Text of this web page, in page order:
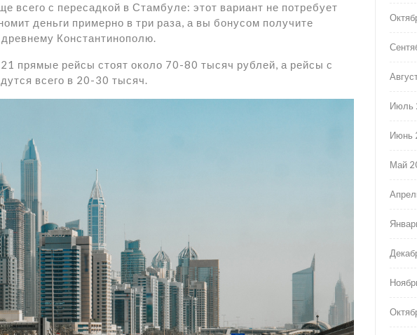
всего с пересадкой в Стамбуле: этот вариант не потребует
деньги примерно в три раза, а вы бонусом получите
Константинополю.
прямые рейсы стоят около 70-80 тысяч рублей, а рейсы с
всего в 20-30 тысяч.
Июль
Июнь
Май